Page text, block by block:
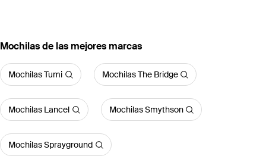
Mochilas de las mejores marcas
Mochilas Tumi Mochilas The Bridge
Mochilas Lancel Mochilas Smythson
Mochilas Sprayground